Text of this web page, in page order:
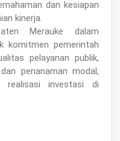
dan kesiapan
kinerja.
Merauke dalam
komitmen pemerintah
pelayanan publik,
penanaman modal,
realisasi investasi di